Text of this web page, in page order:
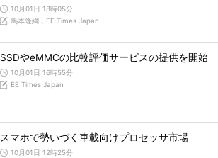
10月01日 18時05分
馬本隆綱，EE Times Japan
SSDやeMMCの比較評価サービスの提供を開始
10月01日 16時55分
EE Times Japan
スマホで勢いづく車載向けプロセッサ市場
10月01日 12時25分